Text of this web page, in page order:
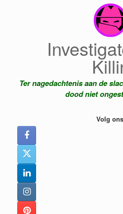
Ter nagedachtenis aan de
dood niet
Volg